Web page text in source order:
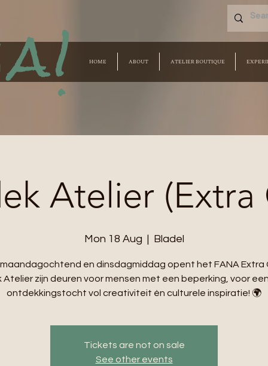
HOME ABOUT ATELIER BOUTIQUE
Atelier (Extra
Mon 18 Aug
  |
Bladel
maandagochtend en dinsdagmiddag opent het FANA Extra
zijn deuren voor mensen met een beperking, voor
ontdekkingstocht vol creativiteit én culturele inspiratie! 🌍
Tickets are not on sale
See other events